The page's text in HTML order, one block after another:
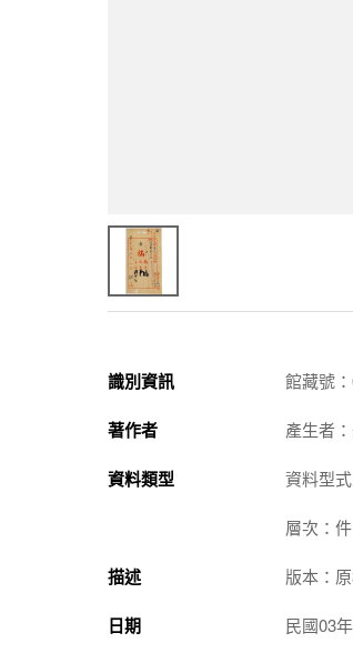
識別資訊 館藏號
著作者 產生者
資料類型 資料型
層次：件
描述 版本：
日期 民國03